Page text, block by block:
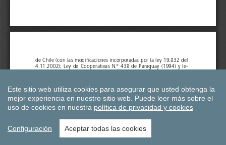
Este sitio web utiliza cookies para asegurar que usted obtenga la
mejor experiencia en nuestro sitio web. Puede leer más sobre el
uso de cookies en nuestra política de privacidad y cookies
Configuración Aceptar todas las cookies